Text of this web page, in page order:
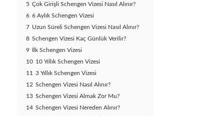
5 Çok Girişli Schengen Vizesi Nasıl Alınır?
6 6 Aylık Schengen Vizesi
7 Uzun Süreli Schengen Vizesi Nasıl Alınır?
8 Schengen Vizesi Kaç Günlük Verilir?
9 İlk Schengen Vizesi
10 10 Yıllık Schengen Vizesi
11 3 Yıllık Schengen Vizesi
12 Schengen Vizesi Nasıl Alınır?
13 Schengen Vizesi Almak Zor Mu?
14 Schengen Vizesi Nereden Alınır?